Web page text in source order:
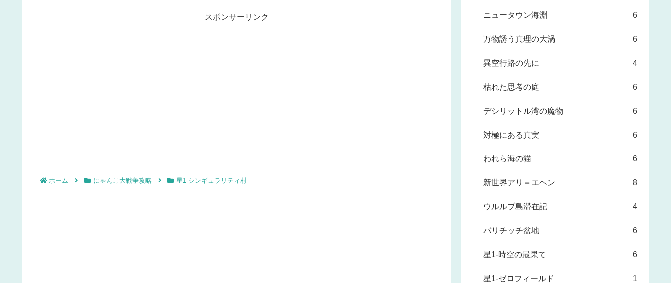
スポンサーリンク
ホーム にゃんこ大戦争攻略 星1-シンギュラリティ村
ニュータウン海淵 6
万物誘う真理の大渦 6
異空行路の先に 4
枯れた思考の庭 6
デシリットル湾の魔物 6
対極にある真実 6
われら海の猫 6
新世界アリ＝エヘン 8
ウルルブ島滞在記 4
バリチッチ盆地 6
星1-時空の最果て 6
星1-ゼロフィールド 1